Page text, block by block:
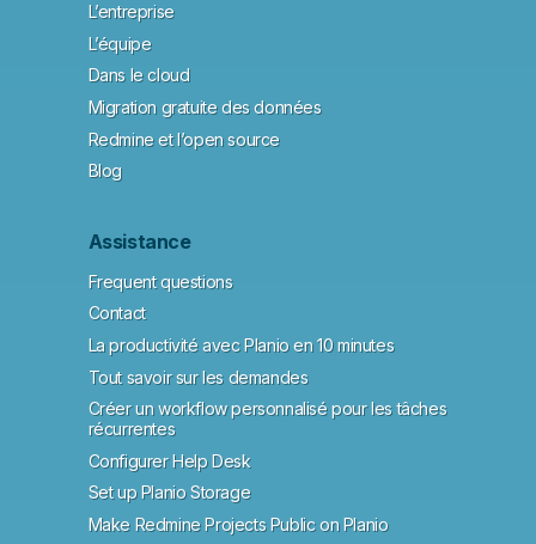
L’entreprise
L’équipe
Dans le cloud
Migration gratuite des données
Redmine et l’open source
Blog
Assistance
Frequent questions
Contact
La productivité avec Planio en 10 minutes
Tout savoir sur les demandes
Créer un workflow personnalisé pour les tâches
récurrentes
Configurer Help Desk
Set up Planio Storage
Make Redmine Projects Public on Planio